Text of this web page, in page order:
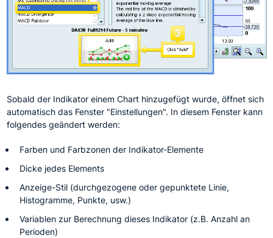
Sobald der Indikator einem Chart hinzugefügt wurde, öffnet sich
automatisch das Fenster "Einstellungen". In diesem Fenster kann
folgendes geändert werden:
Farben und Farbzonen der Indikator-Elemente
Dicke jedes Elements
Anzeige-Stil (durchgezogene oder gepunktete Linie,
Histogramme, Punkte, usw.)
Variablen zur Berechnung dieses Indikator (z.B. Anzahl an
Perioden)